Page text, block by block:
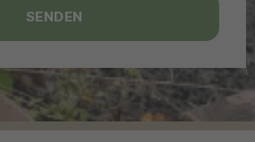
SENDEN